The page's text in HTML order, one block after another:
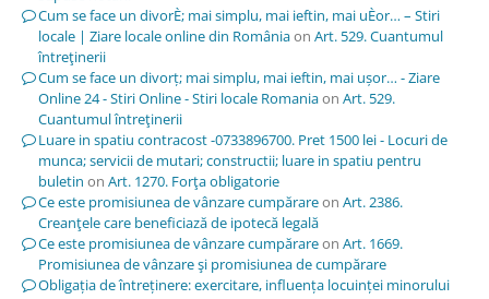
Cum se face un divorÈ; mai simplu, mai ieftin, mai uÈor… – Stiri
locale | Ziare locale online din Româniaon Art. 529. Cuantumul
întreţinerii
Cum se face un divorț; mai simplu, mai ieftin, mai ușor… - Ziare
Online 24 - Stiri Online - Stiri locale Romaniaon Art. 529.
Cuantumul întreţinerii
Luare in spatiu contracost -0733896700. Pret 1500 lei - Locuri de
munca; servicii de mutari; constructii; luare in spatiu pentru
buletin on Art. 1270. Forţa obligatorie
Ce este promisiunea de vânzare cumpărareon Art. 2386.
Creanţele care beneficiază de ipotecă legală
Ce este promisiunea de vânzare cumpărareon Art. 1669.
Promisiunea de vânzare şi promisiunea de cumpărare
Obligația de întreținere: exercitare, influența locuinței minorului